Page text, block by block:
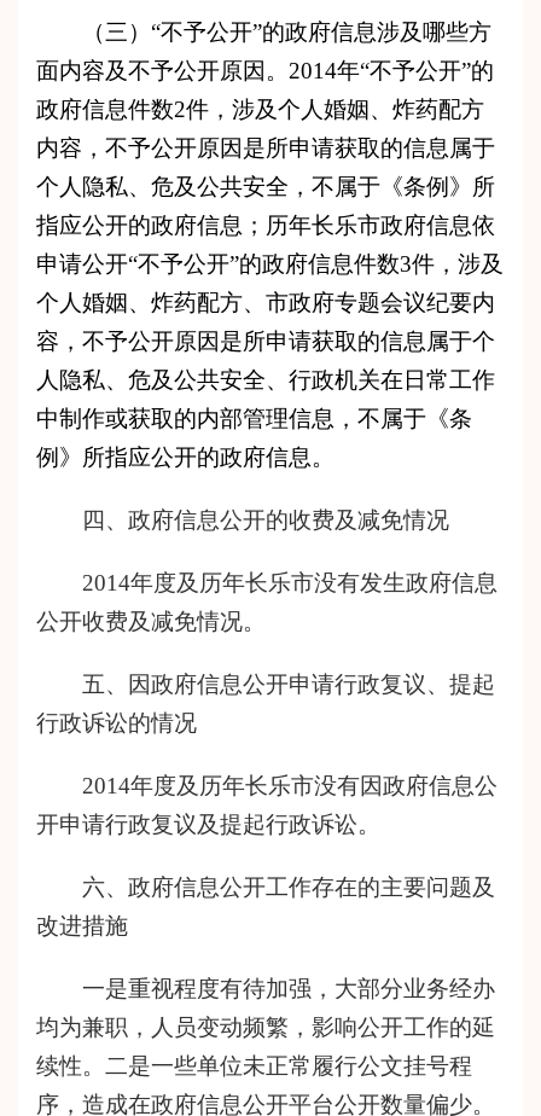
（三）“不予公开”的政府信息涉及哪些方
面内容及不予公开原因。2014年“不予公开”的
政府信息件数2件，涉及个人婚姻、炸药配方
内容，不予公开原因是所申请获取的信息属于
个人隐私、危及公共安全 ， 不属于《条例》所
指应公开的政府信息； 历年长乐市政府信息依
申请公开“不予公开”的政府信息件数3件，涉及
个人婚姻、炸药配方、 市政府专题会议纪要内
容，不予公开原因是所申请获取的信息属于个
人隐私、危及公共安全、 行政机关在日常工作
中制作或获取的内部管理信息，不属于《条
例》所指应公开的政府信息。
四、政府信息公开的收费及减免情况
2014年度及历年长乐市没有发生政府信息
公开收费及减免情况。
五、因政府信息公开申请行政复议、提起
行政诉讼的情况
2014年度及历年长乐市没有因政府信息公
开申请行政复议及提起行政诉讼。
六、政府信息公开工作存在的主要问题及
改进措施
一是重视程度有待加强，大部分业务经办
均为兼职，人员变动频繁，影响公开工作的延
续性。二是一些单位未正常履行公文挂号程
序，造成在政府信息公开平台公开数量偏少。